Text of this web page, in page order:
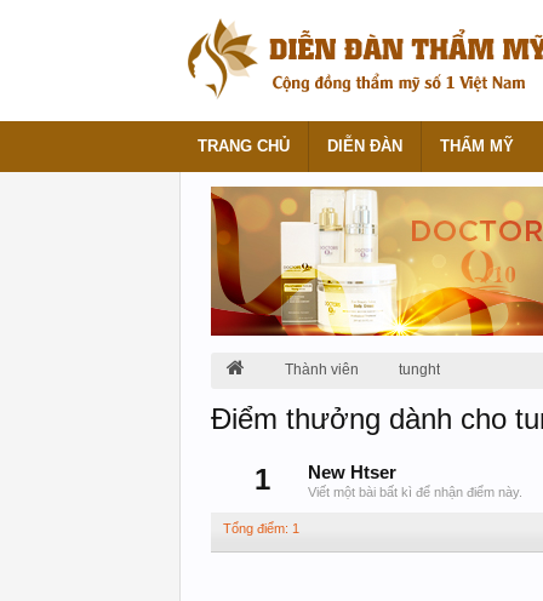
Thành viên tunght
Điểm thưởng dành cho
1
New Htser
Viết một bài bất kì để nhận điểm này.
Tổng điểm: 1
TRANG CHỦ DIỄN ĐÀN THẨM MỸ